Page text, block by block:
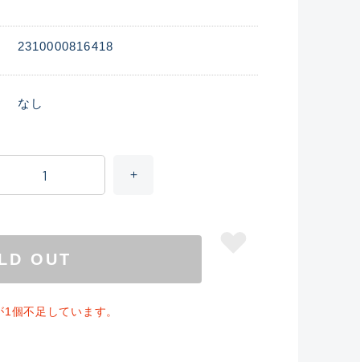
2310000816418
なし
OUT
個不足しています。